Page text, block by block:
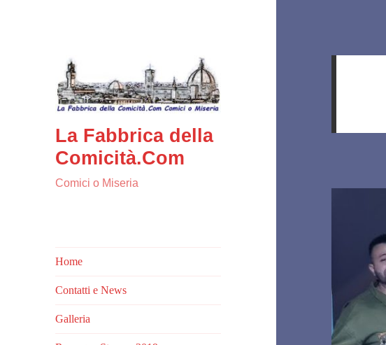
La Fabbrica della
Comicità.Com
Comici o Miseria
Home
Contatti e News
Galleria